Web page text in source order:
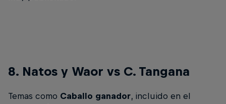
8. Natos y Waor vs C. Tangana
Temas como Caballo ganador, incluido en el